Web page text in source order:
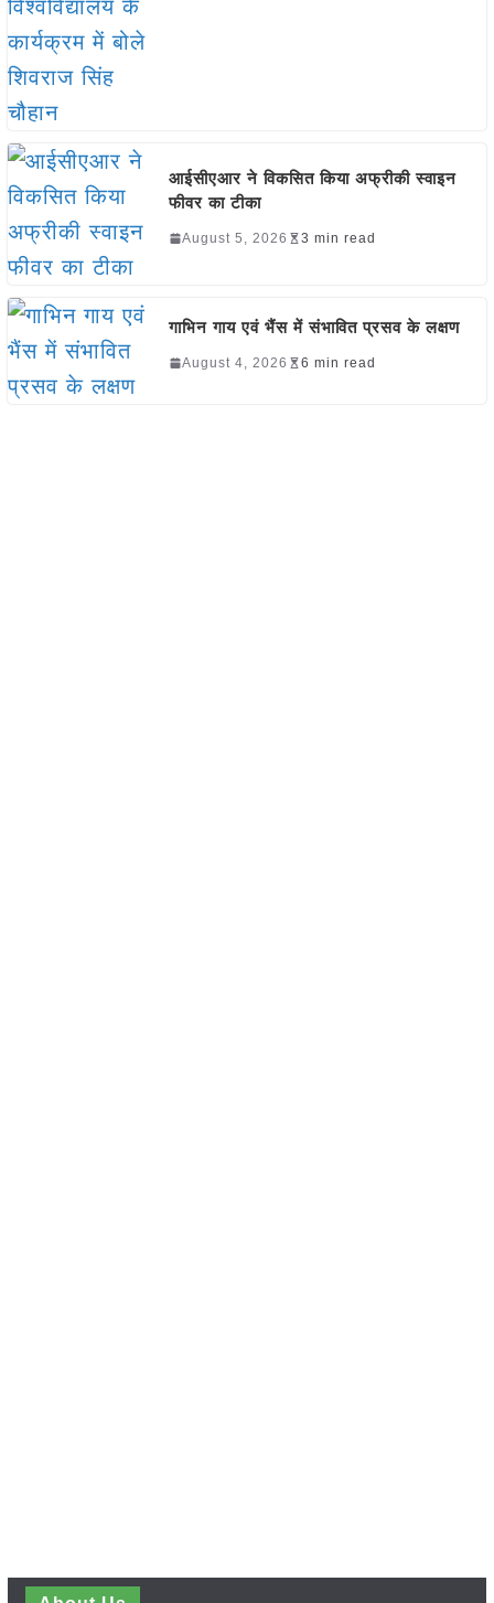
आईसीएआर ने विकसित किया अफ्रीकी स्वाइन
फीवर का टीका
August 5, 2026 3 min read
गाभिन गाय एवं भैंस में संभावित प्रसव के लक्षण
August 4, 2026 6 min read